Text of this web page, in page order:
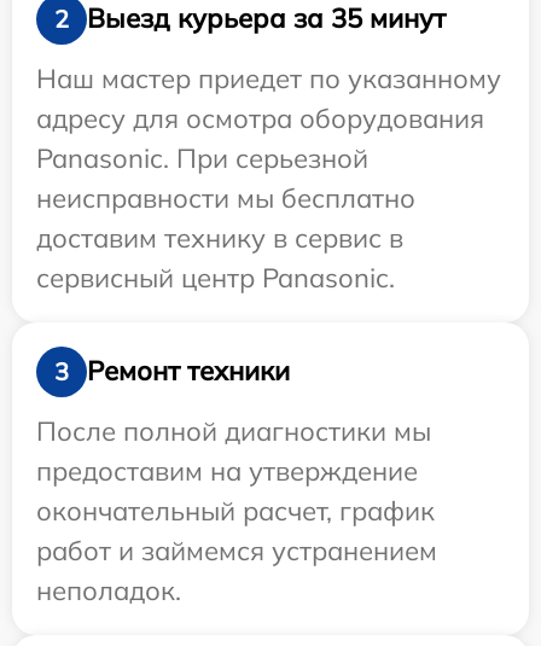
2
Выезд курьера за 35 минут
Наш мастер приедет по указанному
адресу для осмотра оборудования
Panasonic. При серьезной
неисправности мы бесплатно
доставим технику в сервис в
сервисный центр Panasonic.
3
Ремонт техники
После полной диагностики мы
предоставим на утверждение
окончательный расчет, график
работ и займемся устранением
неполадок.